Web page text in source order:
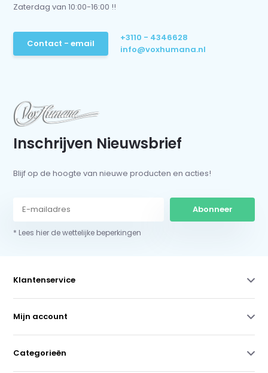
Zaterdag van 10:00-16:00 !!
Contact - email
+3110 - 4346628
info@voxhumana.nl
Inschrijven Nieuwsbrief
Blijf op de hoogte van nieuwe producten en acties!
Abonneer
* Lees hier de wettelijke beperkingen
Klantenservice
Mijn account
Categorieën